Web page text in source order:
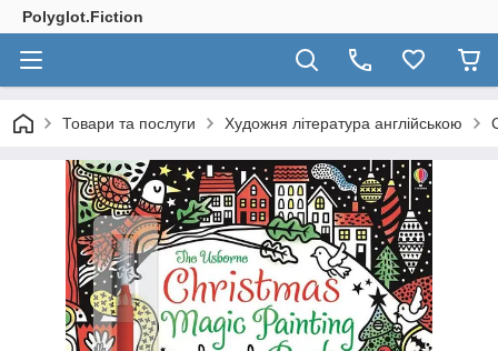
Polyglot.Fiction
Товари та послуги Художня література англійською